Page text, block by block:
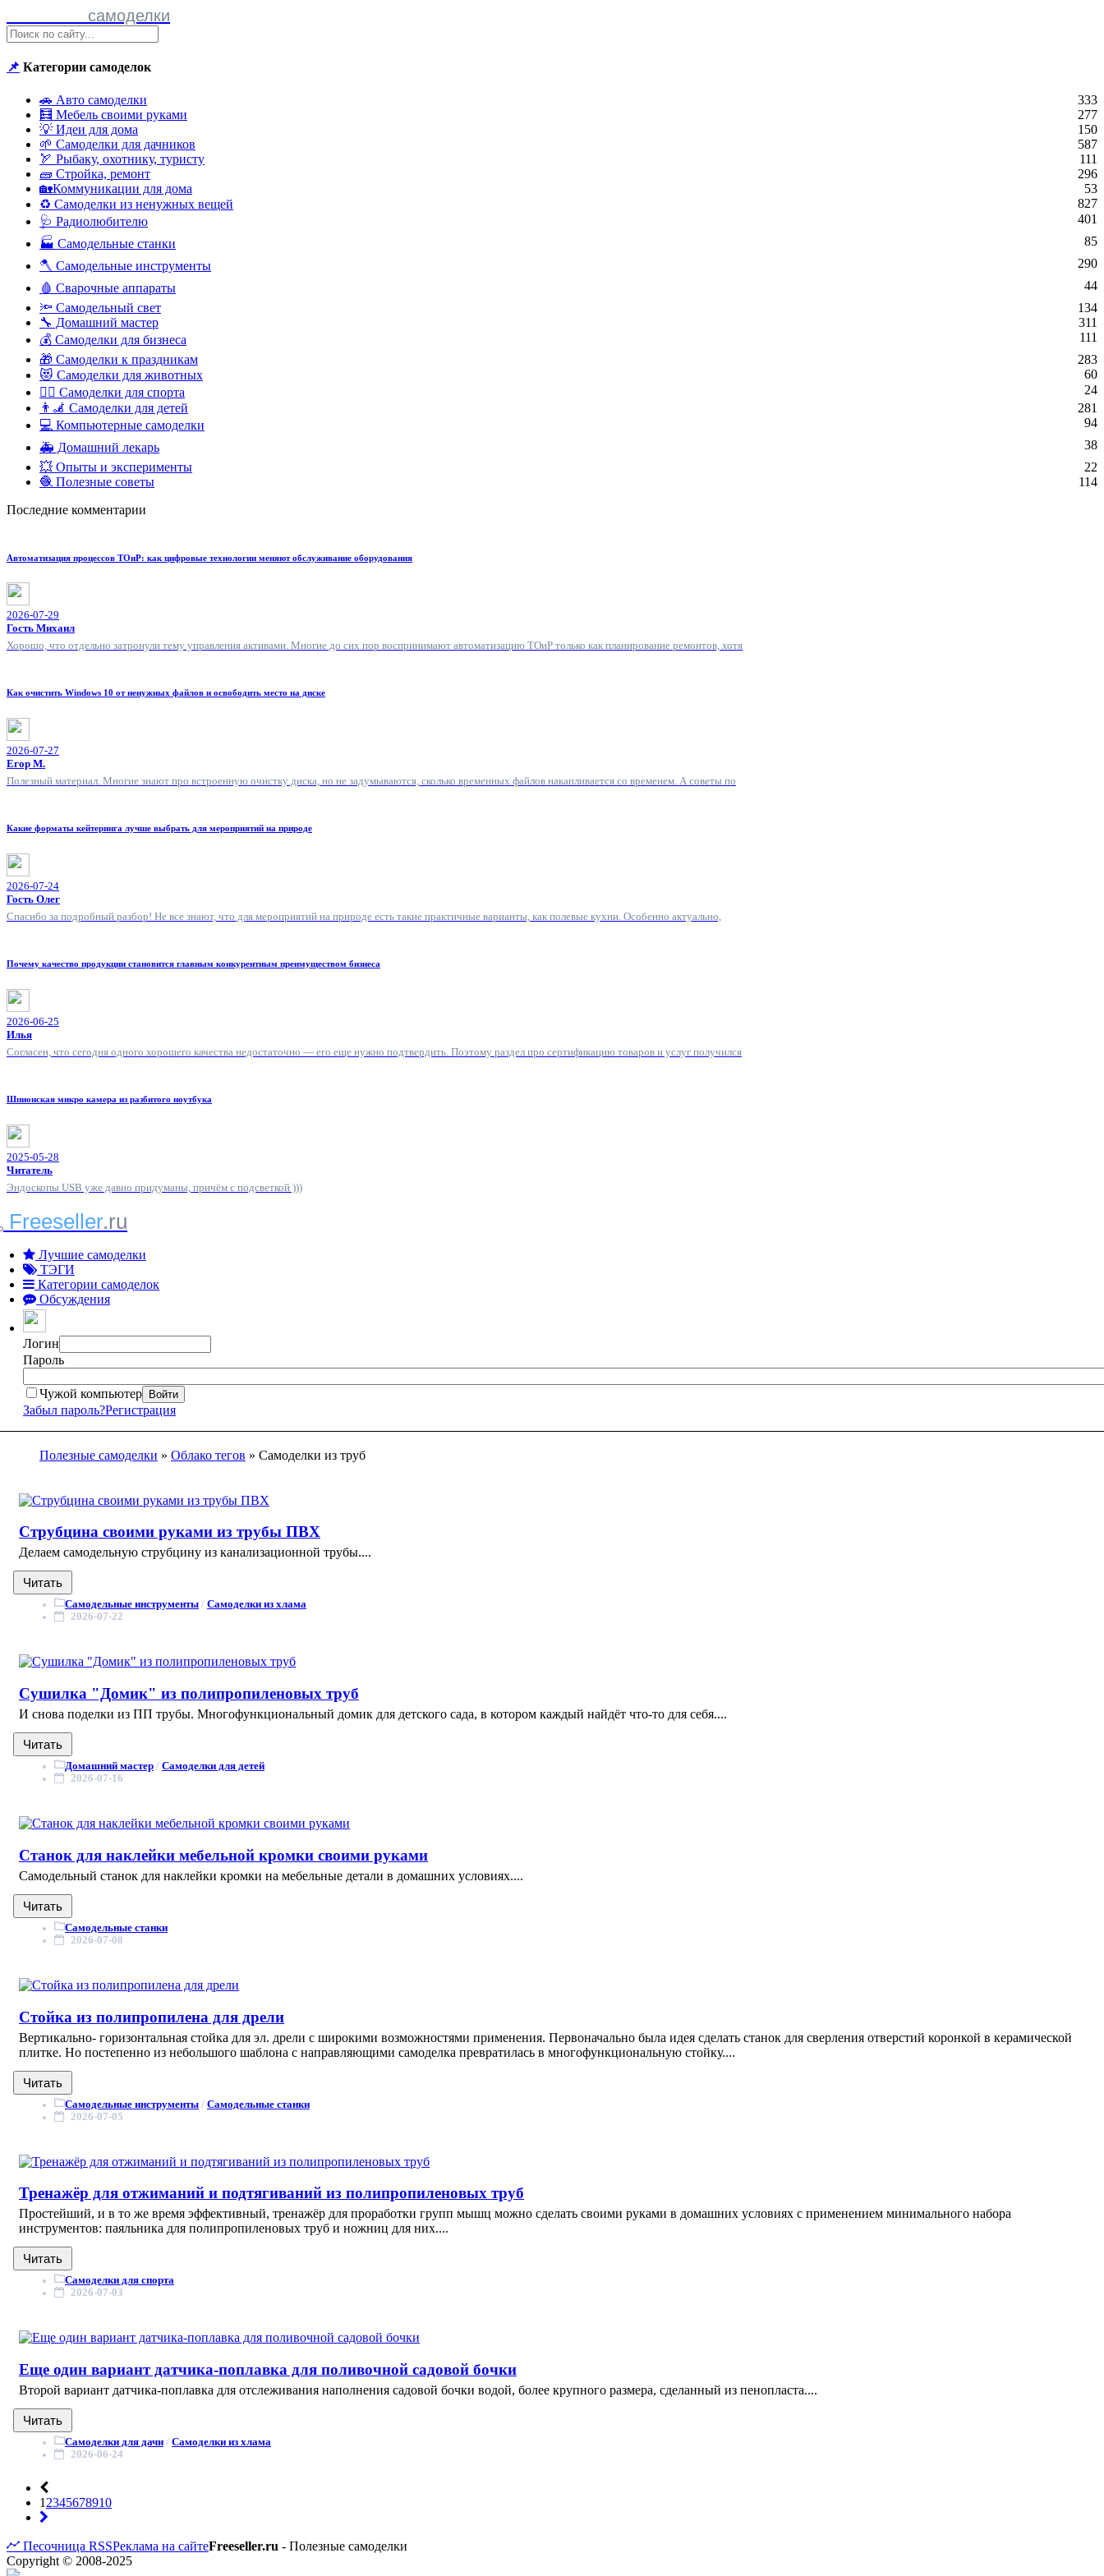
самоделки
📌 Категории самоделок
🚗 Авто самоделки
333
🧮 Мебель своими руками
277
💡 Идеи для дома
150
🌱 Самоделки для дачников
587
🏹 Рыбаку, охотнику, туристу
111
🧱 Стройка, ремонт
296
🏡Коммуникации для дома
53
♻ Самоделки из ненужных вещей
827
🩺 Радиолюбителю
401
🏭 Самодельные станки
85
🪓 Самодельные инструменты
290
🩸 Сварочные аппараты
44
🔦 Самодельный свет
134
🔧 Домашний мастер
311
💰 Самоделки для бизнеса
111
🎁 Самоделки к праздникам
283
😻 Самоделки для животных
60
🏋️‍♀️ Самоделки для спорта
24
👨‍🦼 Самоделки для детей
281
💻 Компьютерные самоделки
94
🚑 Домашний лекарь
38
💥 Опыты и эксперименты
22
🧶 Полезные советы
114
Последние комментарии
Автоматизация процессов ТОиР: как цифровые технологии меняют обслуживание оборудования
2026-07-29
Гость Михаил
Хорошо, что отдельно затронули тему управления активами. Многие до сих пор воспринимают автоматизацию ТОиР только как планирование ремонтов, хотя
Как очистить Windows 10 от ненужных файлов и освободить место на диске
2026-07-27
Егор М.
Полезный материал. Многие знают про встроенную очистку диска, но не задумываются, сколько временных файлов накапливается со временем. А советы по
Какие форматы кейтеринга лучше выбрать для мероприятий на природе
2026-07-24
Гость Олег
Спасибо за подробный разбор! Не все знают, что для мероприятий на природе есть такие практичные варианты, как полевые кухни. Особенно актуально,
Почему качество продукции становится главным конкурентным преимуществом бизнеса
2026-06-25
Илья
Согласен, что сегодня одного хорошего качества недостаточно — его еще нужно подтвердить. Поэтому раздел про сертификацию товаров и услуг получился
Шпионская микро камера из разбитого ноутбука
2025-05-28
Читатель
Эндоскопы USB уже давно придуманы, причём с подсветкой )))
Freeseller.ru
Лучшие самоделки
ТЭГИ
Категории самоделок
Обсуждения
Логин
Пароль
Чужой компьютер Войти
Забыл пароль?Регистрация
Полезные самоделки » Облако тегов » Самоделки из труб
Струбцина своими руками из трубы ПВХ
Делаем самодельную струбцину из канализационной трубы....
Читать
Самодельные инструменты / Самоделки из хлама
2026-07-22
Сушилка "Домик" из полипропиленовых труб
И снова поделки из ПП трубы. Многофункциональный домик для детского сада, в котором каждый найдёт что-то для себя....
Читать
Домашний мастер / Самоделки для детей
2026-07-16
Станок для наклейки мебельной кромки своими руками
Самодельный станок для наклейки кромки на мебельные детали в домашних условиях....
Читать
Самодельные станки
2026-07-08
Стойка из полипропилена для дрели
Вертикально- горизонтальная стойка для эл. дрели с широкими возможностями применения. Первоначально была идея сделать станок для сверления отверстий коронкой в керамической
плитке. Но постепенно из небольшого шаблона с направляющими самоделка превратилась в многофункциональную стойку....
Читать
Самодельные инструменты / Самодельные станки
2026-07-05
Тренажёр для отжиманий и подтягиваний из полипропиленовых труб
Простейший, и в то же время эффективный, тренажёр для проработки групп мышц можно сделать своими руками в домашних условиях с применением минимального набора
инструментов: паяльника для полипропиленовых труб и ножниц для них....
Читать
Самоделки для спорта
2026-07-03
Еще один вариант датчика-поплавка для поливочной садовой бочки
Второй вариант датчика-поплавка для отслеживания наполнения садовой бочки водой, более крупного размера, сделанный из пенопласта....
Читать
Самоделки для дачи / Самоделки из хлама
2026-06-24
1 2345678910
Песочница RSSРеклама на сайтеFreeseller.ru - Полезные самоделки
Copyright © 2008-2025